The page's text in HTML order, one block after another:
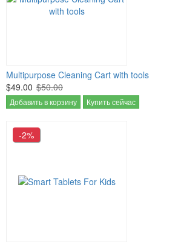
Multipurpose Cleaning Cart with tools
$49.00 $50.00
Добавить в корзину Купить сейчас
-2%